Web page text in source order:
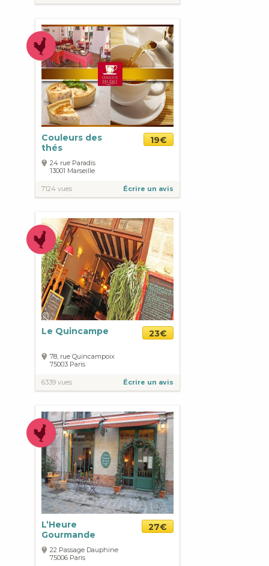
Couleurs des
thés
19€
24 rue Paradis
13001 Marseille
7124 vues Écrire un avis
Le Quincampe 23€
78, rue Quincampoix
75003 Paris
6339 vues Écrire un avis
L’Heure
Gourmande
27€
22 Passage Dauphine
75006 Paris